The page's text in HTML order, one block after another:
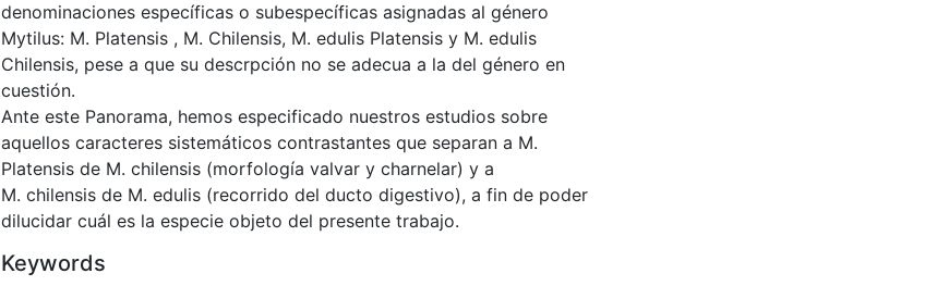
denominaciones específicas o subespecíficas asignadas al género
Mytilus: M. Platensis , M. Chilensis, M. edulis Platensis y M. edulis
Chilensis, pese a que su descrpción no se adecua a la del género en
cuestión.
Ante este Panorama, hemos especificado nuestros estudios sobre
aquellos caracteres sistemáticos contrastantes que separan a M.
Platensis de M. chilensis (morfología valvar y charnelar) y a
M. chilensis de M. edulis (recorrido del ducto digestivo), a fin de poder
dilucidar cuál es la especie objeto del presente trabajo.
Keywords